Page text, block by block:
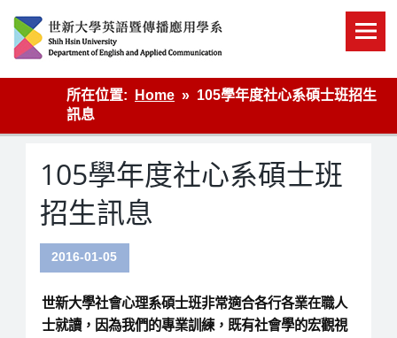
content
英語傳播
所在位置:
Home
105學年度社心系碩士班招生
訊息
105學年度社心系碩士班
招生訊息
2016-01-05
世新大學社會心理系碩士班非常適合各行各業在職人
士就讀，因為我們的專業訓練，既有社會學的宏觀視